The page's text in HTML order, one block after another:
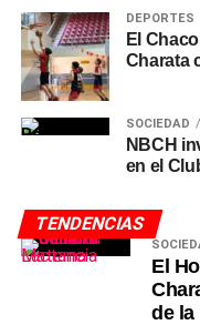
DEPORTES
El
Charata
SOCIEDAD
NBCH
en el
TENDENCIAS
El
de la